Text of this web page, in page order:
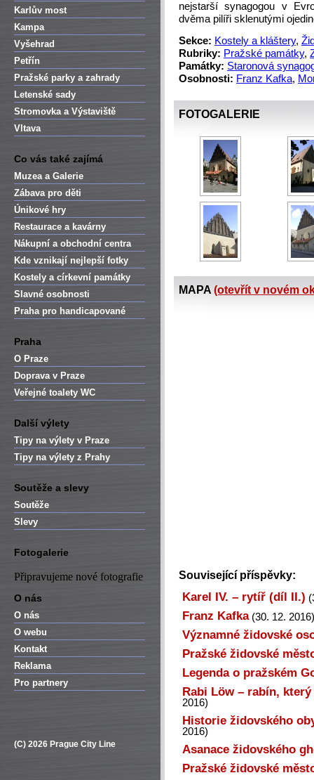
Karlův most
Kampa
Vyšehrad
Petřín
Pražské parky a zahrady
Letenské sady
Stromovka a Výstaviště
Vltava
Co vás také zajímá
Muzea a Galerie
Zábava pro děti
Únikové hry
Restaurace a kavárny
Nákupní a obchodní centra
Kde vznikají nejlepší fotky
Kostely a církevní památky
Slavné osobnosti
Praha pro handicapované
Praha
O Praze
Doprava v Praze
Veřejné toalety WC
Další výlety
Tipy na výlety v Praze
Tipy na výlety z Prahy
Soutěže a slevy
Soutěže
Slevy
Fotogalerie
Připravujeme nové fotografie
O nás
O nás
O webu
Kontakt
Reklama
Pro partnery
(C) 2026 Prague City Line
nejstarší synagogou v
dvěma pilíři sklenutými
Sekce: Kostely a kláštery,
Rubriky: Pražské památky,
Památky: Staronová
Osobnosti: Franz Kafka,
FOTOGALERIE
MAPA (otevřít v novém
Související příspěvky:
Karel IV. – rytíř (díl II.)
Franz Kafka(30. 12. 2016)
Významné židovské
Pražské židovské
Legenda o pražském
Rabi Löw – rabín,
2016)
Historie židovského
2016)
Asanace židovského
Pražské židovské